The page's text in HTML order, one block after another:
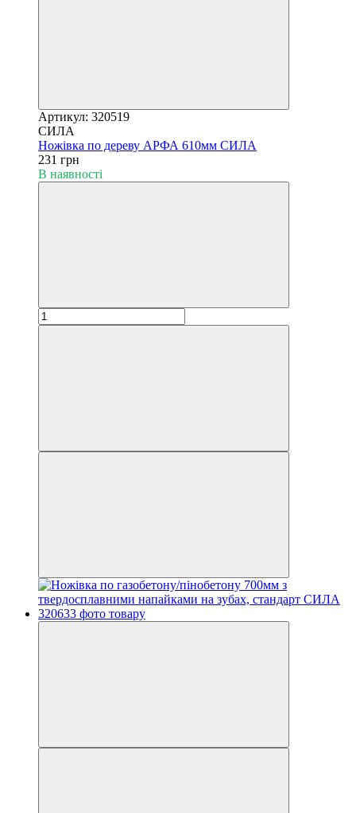
Артикул: 320519
СИЛА
Ножівка по дереву АРФА 610мм СИЛА
231 грн
В наявності